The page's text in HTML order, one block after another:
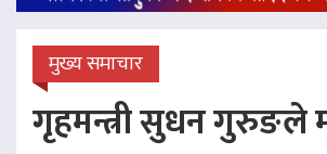
मुख्य समाचार
गृहमन्त्री सुधन गुरुङले